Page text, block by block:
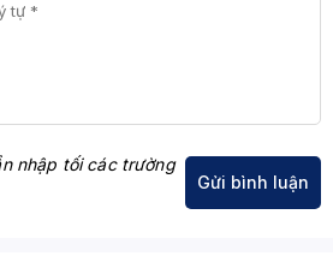
nhập tối các trường